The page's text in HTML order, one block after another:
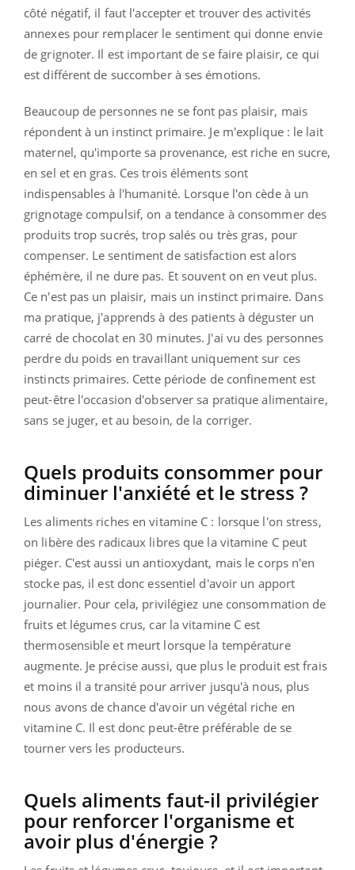
côté négatif, il faut l'accepter et trouver des activités
annexes pour remplacer le sentiment qui donne envie
de grignoter. Il est important de se faire plaisir, ce qui
est différent de succomber à ses émotions.
Beaucoup de personnes ne se font pas plaisir, mais
répondent à un instinct primaire. Je m'explique : le lait
maternel, qu'importe sa provenance, est riche en sucre,
en sel et en gras. Ces trois éléments sont
indispensables à l'humanité. Lorsque l'on cède à un
grignotage compulsif, on a tendance à consommer des
produits trop sucrés, trop salés ou très gras, pour
compenser. Le sentiment de satisfaction est alors
éphémère, il ne dure pas. Et souvent on en veut plus.
Ce n'est pas un plaisir, mais un instinct primaire. Dans
ma pratique, j'apprends à des patients à déguster un
carré de chocolat en 30 minutes. J'ai vu des personnes
perdre du poids en travaillant uniquement sur ces
instincts primaires. Cette période de confinement est
peut-être l'occasion d'observer sa pratique alimentaire,
sans se juger, et au besoin, de la corriger.
Quels produits consommer pour
diminuer l'anxiété et le stress ?
Les aliments riches en vitamine C : lorsque l'on stress,
on libère des radicaux libres que la vitamine C peut
piéger. C'est aussi un antioxydant, mais le corps n'en
stocke pas, il est donc essentiel d'avoir un apport
journalier. Pour cela, privilégiez une consommation de
fruits et légumes crus, car la vitamine C est
thermosensible et meurt lorsque la température
augmente. Je précise aussi, que plus le produit est frais
et moins il a transité pour arriver jusqu'à nous, plus
nous avons de chance d'avoir un végétal riche en
vitamine C. Il est donc peut-être préférable de se
tourner vers les producteurs.
Quels aliments faut-il privilégier
pour renforcer l'organisme et
avoir plus d'énergie ?